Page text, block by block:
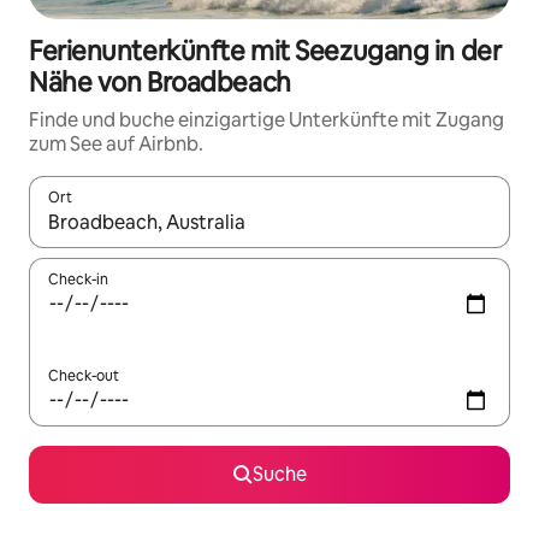
Ferienunterkünfte mit Seezugang in der
Nähe von Broadbeach
Finde und buche einzigartige Unterkünfte mit Zugang
zum See auf Airbnb.
Ort
Wenn Ergebnisse verfügbar sind, navigiere mit den
Check-in
Check-out
Suche